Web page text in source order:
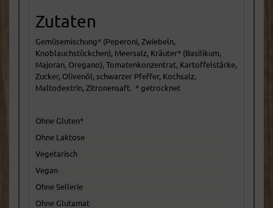
Zutaten
Gemüsemischung* (Peperoni, Zwiebeln,
Knoblauchstückchen), Meersalz, Kräuter* (Basilikum,
Majoran, Oregano), Tomatenkonzentrat, Kartoffelstärke,
Zucker, Olivenöl, schwarzer Pfeffer, Kochsalz,
Maltodextrin, Zitronensaft. * getrocknet
Ohne Gluten*
Ohne Laktose
Vegetarisch
Vegan
Ohne Sellerie
Ohne Glutamat